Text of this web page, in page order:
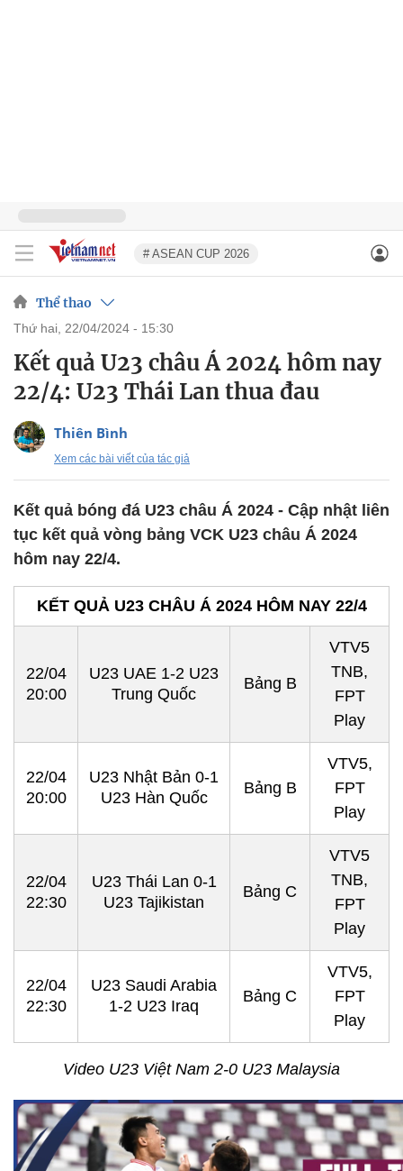
# ASEAN CUP 2026
Thể thao
thứ hai, 22/04/2024 - 15:30
Kết quả U23 châu Á 2024 hôm nay
22/4: U23 Thái Lan thua đau
Thiên Bình
Xem các bài viết của tác giả
Kết quả bóng đá U23 châu Á 2024 - Cập nhật liên
tục kết quả vòng bảng VCK U23 châu Á 2024
hôm nay 22/4.
KẾT QUẢ U23 CHÂU Á 2024 HÔM NAY 22/4
22/04
20:00
U23 UAE 1-2 U23
Trung Quốc
Bảng B
VTV5
TNB,
FPT
Play
22/04
20:00
U23 Nhật Bản 0-1
U23 Hàn Quốc
Bảng B
VTV5,
FPT
Play
22/04
22:30
U23 Thái Lan 0-1
U23 Tajikistan
Bảng C
VTV5
TNB,
FPT
Play
22/04
22:30
U23 Saudi Arabia
1-2 U23 Iraq
Bảng C
VTV5,
FPT
Play
Video U23 Việt Nam 2-0 U23 Malaysia